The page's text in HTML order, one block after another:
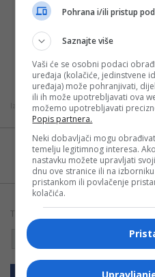
saradnji dobili smo na
i veliku zbirku Miltona
jednog od
zaključila je Vujkovićeva.
Izvor: Nezavisne / Foto: Velibor Tripić
Možete nas pratiti i
TAGOVI: BANJALUKA IZLOŽBA
MUZEJ SAVREMENE UMJETNOSTI
Pohrana i/ili pristup
Saznajte više
Vaši će se osobni podaci
uređaja (kolačiće, jedinstvene
uređaja) može pohranjivati,
ili ih može upotrebljavati ova
možemo upotrebljavati
Popis partnera.
Neki dobavljači mogu
temelju legitimnog interesa.
nastavku možete upravljati
dnu ove stranice ili na
pristankom ili povlačenje
kolačića.